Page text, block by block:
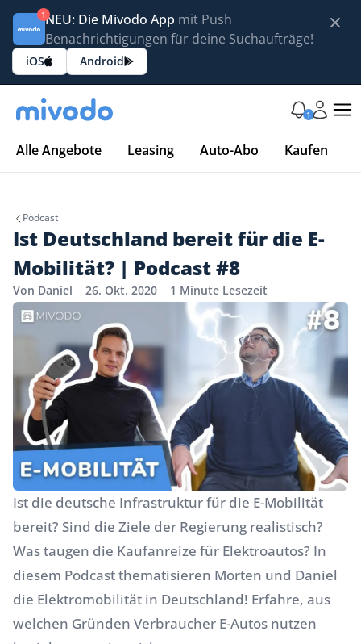
1NEU: Die Mivodo App mit Push
Benachrichtigungen für deine Suchaufträge!
iOS Android
1
Alle Angebote Leasing Auto-Abo Kaufen
Podcast
Ist Deutschland bereit für die E-
Mobilität? | Podcast #8
Von Daniel 26. Okt. 2020 1 Minute Lesezeit
Ist die deutsche Infrastruktur für die E-Mobilität
bereit? Sind die Ziele der Regierung realistisch?
Was taugen die Kaufanreize für Elektroautos? In
diesem Podcast thematisieren Morten und Daniel
die Elektromobilität in Deutschland! Erfahre, aus
welchen Gründen Verbraucher E-Autos nutzen